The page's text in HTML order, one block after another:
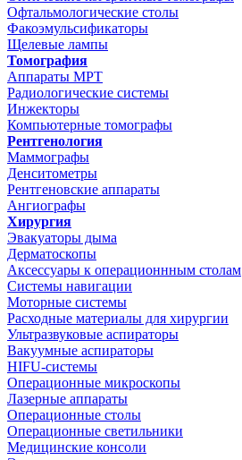
Офтальмологические столы
Факоэмульсификаторы
Щелевые лампы
Томография
Аппараты МРТ
Радиологические системы
Инжекторы
Компьютерные томографы
Рентгенология
Маммографы
Денситометры
Рентгеновские аппараты
Ангиографы
Хирургия
Эвакуаторы дыма
Дерматоскопы
Аксессуары к операционнным столам
Системы навигации
Моторные системы
Расходные материалы для хирургии
Ультразвуковые аспираторы
Вакуумные аспираторы
HIFU-системы
Операционные микроскопы
Лазерные аппараты
Операционные столы
Операционные светильники
Медицинские консоли